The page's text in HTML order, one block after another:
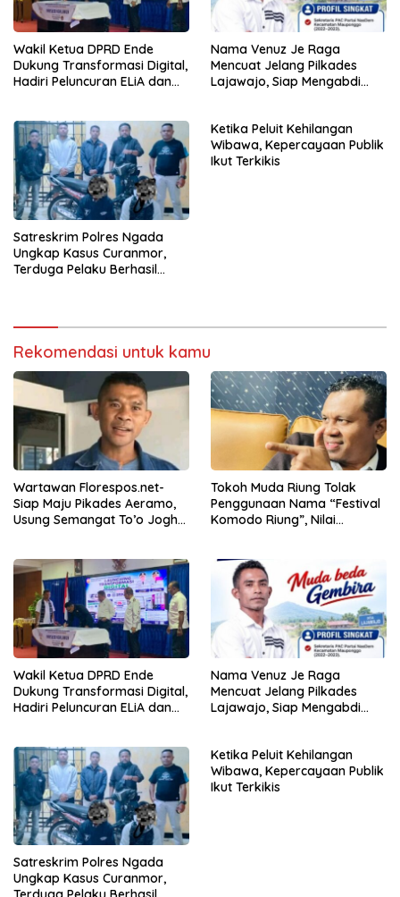
Wakil Ketua DPRD Ende
Dukung Transformasi Digital,
Hadiri Peluncuran ELiA dan
Nama Venuz Je Raga
Mencuat Jelang Pilkades
Lajawajo, Siap Mengabdi
Satreskrim Polres Ngada
Ungkap Kasus Curanmor,
Terduga Pelaku Berhasil
Ketika Peluit Kehilangan
Wibawa, Kepercayaan Publik
Ikut Terkikis
Rekomendasi untuk kamu
Wartawan Florespos.net-
Siap Maju Pikades Aeramo,
Usung Semangat To’o Jogho
Tokoh Muda Riung Tolak
Penggunaan Nama “Festival
Komodo Riung”, Nilai
Wakil Ketua DPRD Ende
Dukung Transformasi Digital,
Hadiri Peluncuran ELiA dan
Nama Venuz Je Raga
Mencuat Jelang Pilkades
Lajawajo, Siap Mengabdi
Satreskrim Polres Ngada
Ungkap Kasus Curanmor,
Ketika Peluit Kehilangan
Wibawa, Kepercayaan Publik
Ikut Terkikis